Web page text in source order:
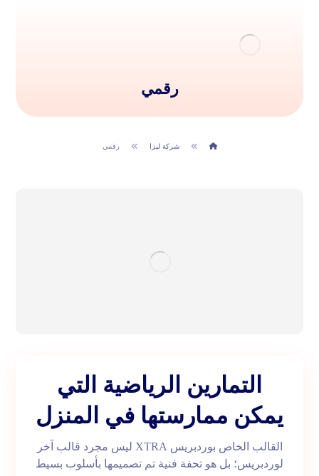
رقمي
شركة ليزا رقمي
التمارين الرياضية التي
يمكن ممارستها في المنزل
القالب الخاص بوردبريس XTRA ليس مجرد قالب آخر
لوردبريس؛ بل هو تحفة فنية تم تصميمها بأسلوب بسيط